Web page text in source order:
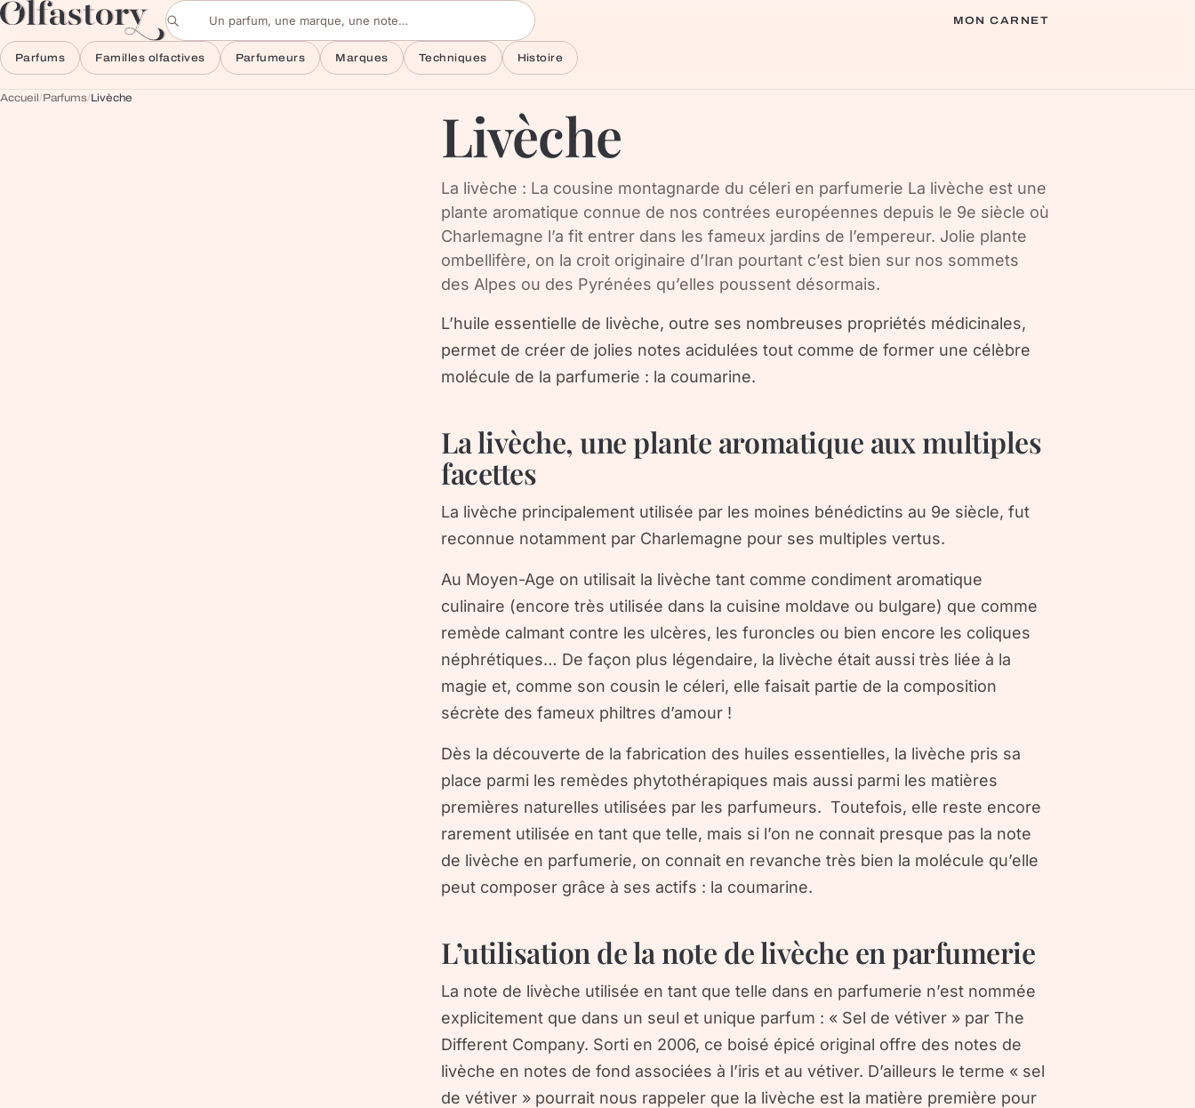
Aller au contenu
Rechercher un parfum
MON CARNET
Parfums Familles olfactives Parfumeurs Marques Techniques Histoire
Accueil/Parfums/Livèche
Livèche
La livèche : La cousine montagnarde du céleri en parfumerie La livèche est une
plante aromatique connue de nos contrées européennes depuis le 9e siècle où
Charlemagne l’a fit entrer dans les fameux jardins de l’empereur. Jolie plante
ombellifère, on la croit originaire d’Iran pourtant c’est bien sur nos sommets
des Alpes ou des Pyrénées qu’elles poussent désormais.
L’huile essentielle de livèche, outre ses nombreuses propriétés médicinales,
permet de créer de jolies notes acidulées tout comme de former une célèbre
molécule de la parfumerie : la coumarine.
La livèche, une plante aromatique aux multiples
facettes
La livèche principalement utilisée par les moines bénédictins au 9e siècle, fut
reconnue notamment par Charlemagne pour ses multiples vertus.
Au Moyen-Age on utilisait la livèche tant comme condiment aromatique
culinaire (encore très utilisée dans la cuisine moldave ou bulgare) que comme
remède calmant contre les ulcères, les furoncles ou bien encore les coliques
néphrétiques… De façon plus légendaire, la livèche était aussi très liée à la
magie et, comme son cousin le céleri, elle faisait partie de la composition
sécrète des fameux philtres d’amour !
Dès la découverte de la fabrication des huiles essentielles, la livèche pris sa
place parmi les remèdes phytothérapiques mais aussi parmi les matières
premières naturelles utilisées par les parfumeurs. Toutefois, elle reste encore
rarement utilisée en tant que telle, mais si l’on ne connait presque pas la note
de livèche en parfumerie, on connait en revanche très bien la molécule qu’elle
peut composer grâce à ses actifs : la coumarine.
L’utilisation de la note de livèche en parfumerie
La note de livèche utilisée en tant que telle dans en parfumerie n’est nommée
explicitement que dans un seul et unique parfum : « Sel de vétiver » par The
Different Company. Sorti en 2006, ce boisé épicé original offre des notes de
livèche en notes de fond associées à l’iris et au vétiver. D’ailleurs le terme « sel
de vétiver » pourrait nous rappeler que la livèche est la matière première pour